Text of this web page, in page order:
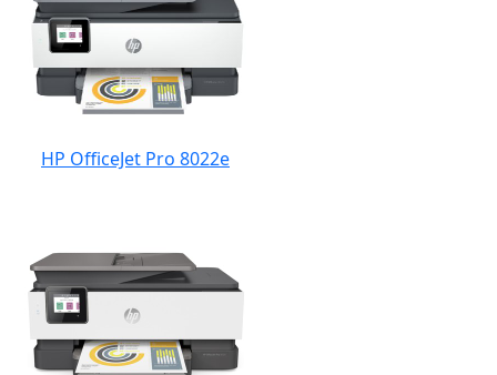
HP OfficeJet Pro 8022e